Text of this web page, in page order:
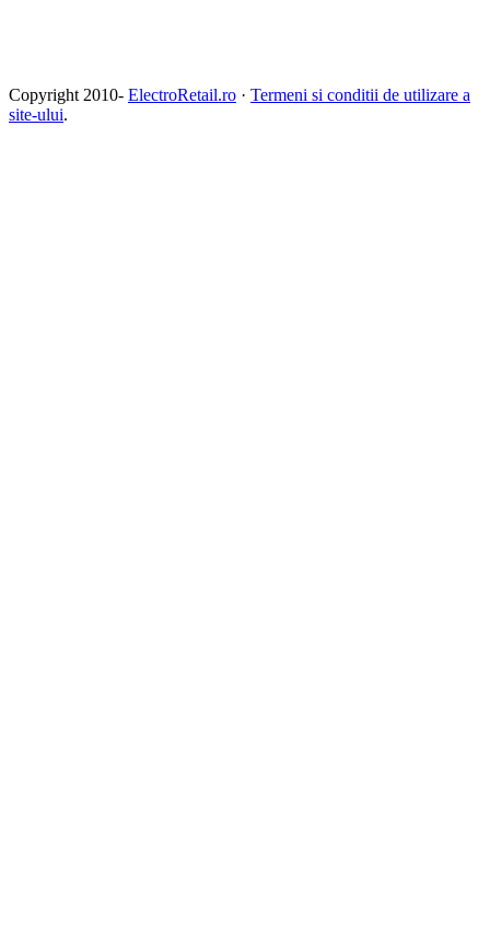
Copyright 2010- ElectroRetail.ro · Termeni si conditii de utilizare a
site-ului.